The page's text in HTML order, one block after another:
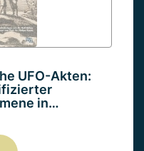
UFO-Akten:
in…